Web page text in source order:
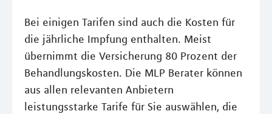
Bei einigen Tarifen sind auch die Kosten für
die jährliche Impfung enthalten. Meist
übernimmt die Versicherung 80 Prozent der
Behandlungskosten. Die MLP Berater können
aus allen relevanten Anbietern
leistungsstarke Tarife für Sie auswählen, die